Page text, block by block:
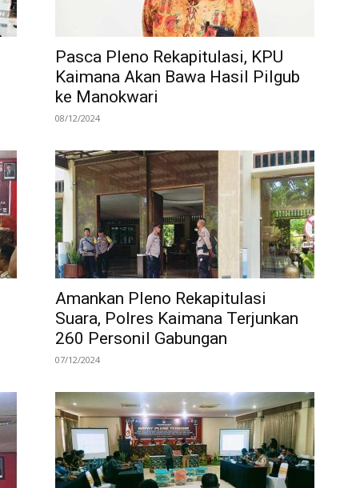
Pasca Pleno Rekapitulasi, KPU
Kaimana Akan Bawa Hasil Pilgub
ke Manokwari
08/12/2024
Amankan Pleno Rekapitulasi
Suara, Polres Kaimana Terjunkan
260 Personil Gabungan
07/12/2024